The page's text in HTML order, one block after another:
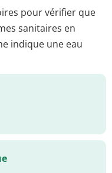
pour vérifier que
sanitaires en
indique une eau